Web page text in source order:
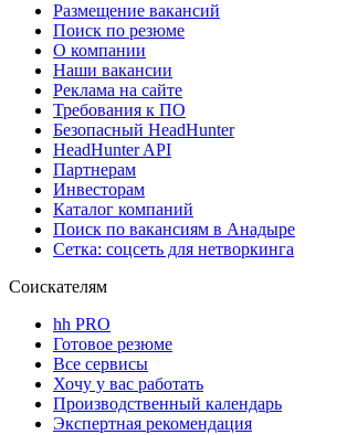
Размещение вакансий
Поиск по резюме
О компании
Наши вакансии
Реклама на сайте
Требования к ПО
Безопасный HeadHunter
HeadHunter API
Партнерам
Инвесторам
Каталог компаний
Поиск по вакансиям в Анадыре
Сетка: соцсеть для нетворкинга
Соискателям
hh PRO
Готовое резюме
Все сервисы
Хочу у вас работать
Производственный календарь
Экспертная рекомендация